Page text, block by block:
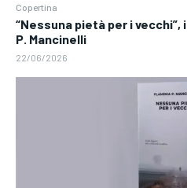
Copertina
“Nessuna pietà per i vecchi”,
P. Mancinelli
22/06/2026